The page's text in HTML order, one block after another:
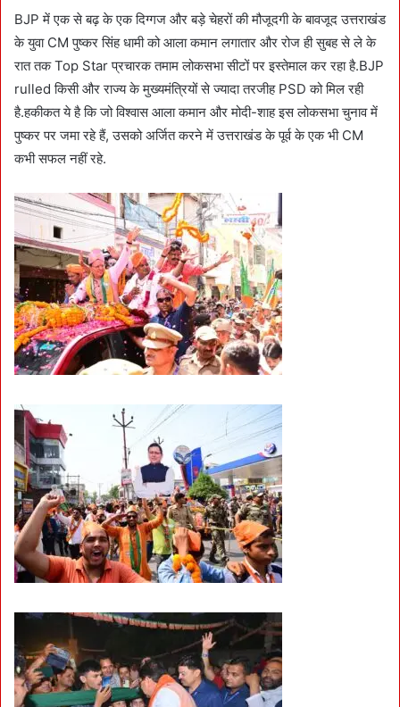
BJP में एक से बढ़ के एक दिग्गज और बड़े चेहरों की मौजूदगी के बावजूद उत्तराखंड
के युवा CM पुष्कर सिंह धामी को आला कमान लगातार और रोज ही सुबह से ले के
रात तक Top Star प्रचारक तमाम लोकसभा सीटों पर इस्तेमाल कर रहा है.BJP
rulled किसी और राज्य के मुख्यमंत्रियों से ज्यादा तरजीह PSD को मिल रही
है.हकीकत ये है कि जो विश्वास आला कमान और मोदी-शाह इस लोकसभा चुनाव में
पुष्कर पर जमा रहे हैं, उसको अर्जित करने में उत्तराखंड के पूर्व के एक भी CM
कभी सफल नहीं रहे.